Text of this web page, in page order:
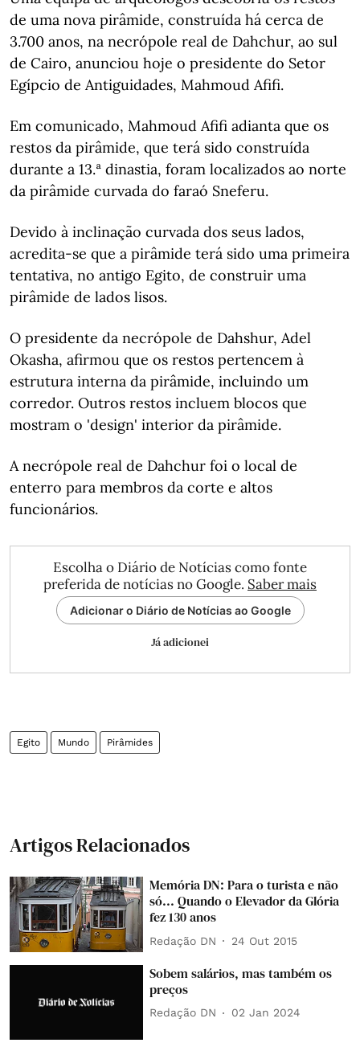
de uma nova pirâmide, construída há cerca de
3.700 anos, na necrópole real de Dahchur, ao sul
de Cairo, anunciou hoje o presidente do Setor
Egípcio de Antiguidades, Mahmoud Afifi.
Em comunicado, Mahmoud Afifi adianta que os
restos da pirâmide, que terá sido construída
durante a 13.ª dinastia, foram localizados ao norte
da pirâmide curvada do faraó Sneferu.
Devido à inclinação curvada dos seus lados,
acredita-se que a pirâmide terá sido uma primeira
tentativa, no antigo Egito, de construir uma
pirâmide de lados lisos.
O presidente da necrópole de Dahshur, Adel
Okasha, afirmou que os restos pertencem à
estrutura interna da pirâmide, incluindo um
corredor. Outros restos incluem blocos que
mostram o 'design' interior da pirâmide.
A necrópole real de Dahchur foi o local de
enterro para membros da corte e altos
funcionários.
Escolha o Diário de Notícias como fonte
preferida de notícias no Google. Saber mais
Adicionar o Diário de Notícias ao Google
Já adicionei
Egito Mundo Pirâmides
Artigos Relacionados
Memória DN: Para o turista e não
só... Quando o Elevador da Glória
fez 130 anos
Redação DN 24 Out 2015
Sobem salários, mas também os
preços
Redação DN 02 Jan 2024